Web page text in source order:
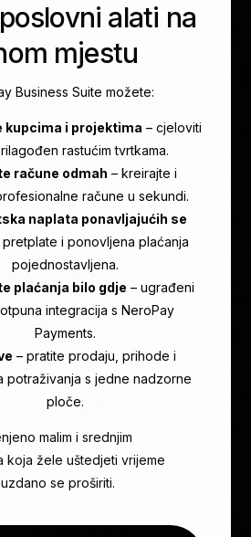
alati na
mjestu
Business Suite možete:
kupcima i projektima – cjeloviti
rastućim tvrtkama.
račune odmah – kreirajte i
račune u sekundi.
naplata ponavljajućih se
pretplate i ponovljena plaćanja
pojednostavljena.
plaćanja bilo gdje – ugrađeni
integracija s NeroPay
Payments.
– pratite prodaju, prihode i
potraživanja s jedne nadzorne
ploče.
malim i srednjim
koja žele uštedjeti vrijeme
se proširiti.